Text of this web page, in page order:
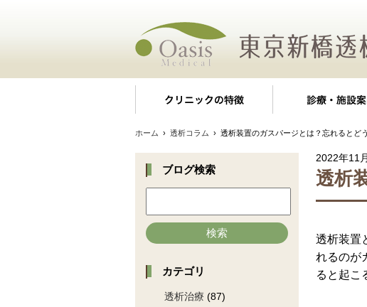
ホーム › 透析コラム › 透析装置のガスパージとは？忘れるとど
2022年11
透析
透析装置
れるのが
ると起こ
ブログ検索
検索
カテゴリ
透析治療 (87)